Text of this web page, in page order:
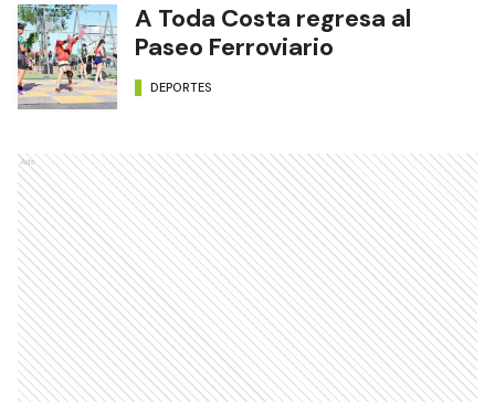
A Toda Costa regresa al
Paseo Ferroviario
DEPORTES
Ads